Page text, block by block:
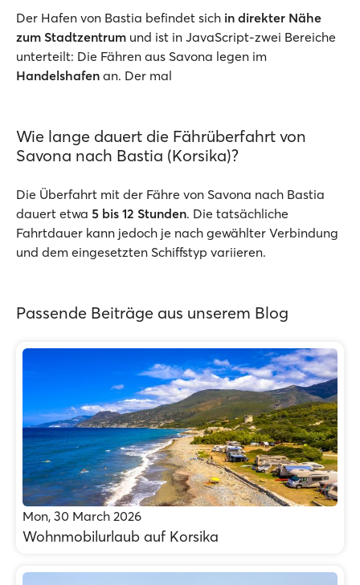
Der Hafen von Bastia befindet sich in direkter Nähe
zum Stadtzentrum und ist in JavaScript-zwei Bereiche
unterteilt: Die Fähren aus Savona legen im
Handelshafen an. Der mal
Wie lange dauert die Fährüberfahrt von
Savona nach Bastia (Korsika)?
Die Überfahrt mit der Fähre von Savona nach Bastia
dauert etwa 5 bis 12 Stunden. Die tatsächliche
Fahrtdauer kann jedoch je nach gewählter Verbindung
und dem eingesetzten Schiffstyp variieren.
Passende Beiträge aus unserem Blog
Mon, 30 March 2026
Wohnmobilurlaub auf Korsika